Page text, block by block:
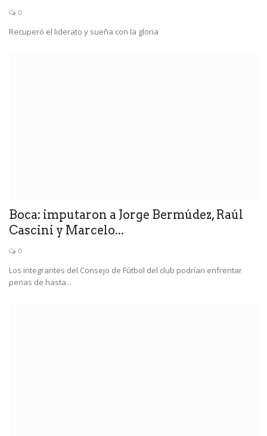
0
Recuperó el liderato y sueña con la gloria
Boca: imputaron a Jorge Bermúdez, Raúl
Cascini y Marcelo...
0
Los integrantes del Consejo de Fútbol del club podrían enfrentar
penas de hasta...